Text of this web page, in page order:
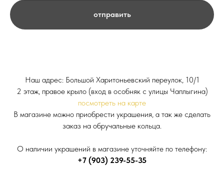
отправить
Наш адрес: Большой Харитоньевский переулок, 10/1
2 этаж, правое крыло (вход в особняк с улицы Чаплыгина)
посмотреть на карте
В магазине можно приобрести украшения, а так же сделать
заказ на обручальные кольца.
О наличии украшений в магазине уточняйте по телефону:
+7 (903) 239-55-35